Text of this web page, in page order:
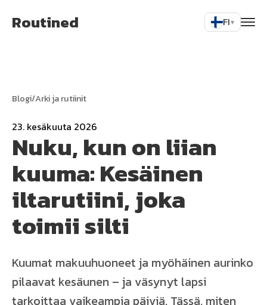
Routined FI▾
Blogi/Arki ja rutiinit
23. kesäkuuta 2026
Nuku, kun on liian
kuuma: Kesäinen
iltarutiini, joka
toimii silti
Kuumat makuuhuoneet ja myöhäinen aurinko
pilaavat kesäunen – ja väsynyt lapsi
tarkoittaa vaikeampia päiviä. Tässä, miten